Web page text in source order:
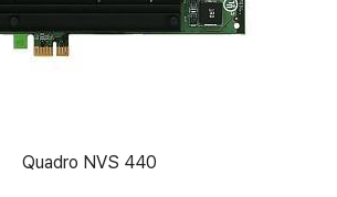
Quadro NVS 440